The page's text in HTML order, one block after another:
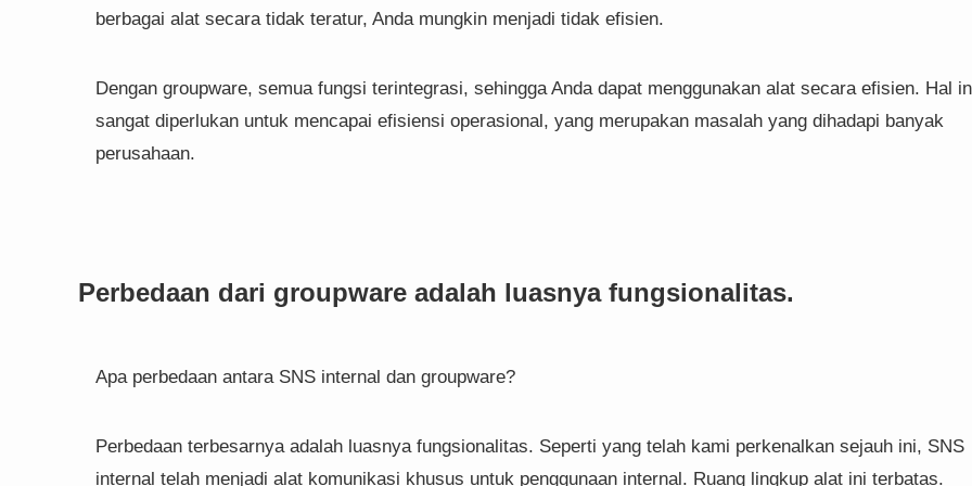
berbagai alat secara tidak teratur, Anda mungkin menjadi tidak efisien.
Dengan groupware, semua fungsi terintegrasi, sehingga Anda dapat menggunakan alat secara efisien. Hal
sangat diperlukan untuk mencapai efisiensi operasional, yang merupakan masalah yang dihadapi banyak
perusahaan.
Perbedaan dari groupware adalah luasnya fungsionalitas.
Apa perbedaan antara SNS internal dan groupware?
Perbedaan terbesarnya adalah luasnya fungsionalitas. Seperti yang telah kami perkenalkan sejauh ini, SNS
internal telah menjadi alat komunikasi khusus untuk penggunaan internal. Ruang lingkup alat ini terbatas.